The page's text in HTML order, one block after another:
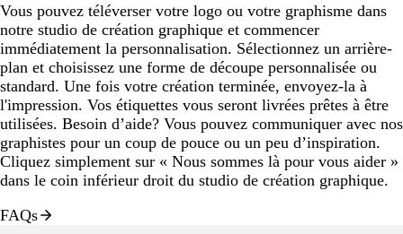
Vous pouvez téléverser votre logo ou votre graphisme dans
notre studio de création graphique et commencer
immédiatement la personnalisation. Sélectionnez un arrière-
plan et choisissez une forme de découpe personnalisée ou
standard. Une fois votre création terminée, envoyez-la à
l'impression. Vos étiquettes vous seront livrées prêtes à être
utilisées. Besoin d’aide? Vous pouvez communiquer avec nos
graphistes pour un coup de pouce ou un peu d’inspiration.
Cliquez simplement sur « Nous sommes là pour vous aider »
dans le coin inférieur droit du studio de création graphique.
FAQs